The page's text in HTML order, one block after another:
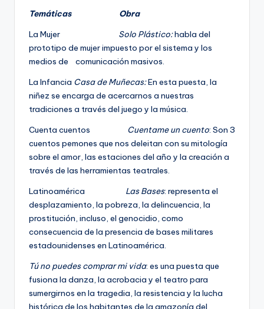
Temáticas Obra
La Mujer Solo Plástico:habla del
prototipo de mujer impuesto por el sistema y los
medios de comunicación masivos.
La Infancia Casa de Muñecas:En esta puesta, la
niñez se encarga de acercarnos a nuestras
tradiciones a través del juego y la música.
Cuenta cuentos Cuentame un cuento: Son 3
cuentos pemones que nos deleitan con su mitología
sobre el amor, las estaciones del año y la creación a
través de las herramientas teatrales.
Latinoamérica Las Bases: representa el
desplazamiento, la pobreza, la delincuencia, la
prostitución, incluso, el genocidio, como
consecuencia de la presencia de bases militares
estadounidenses en Latinoamérica.
Tú no puedes comprar mi vida: es una puesta que
fusiona la danza, la acrobacia y el teatro para
sumergirnos en la tragedia, la resistencia y la lucha
histórica de los habitantes de la amazonía del